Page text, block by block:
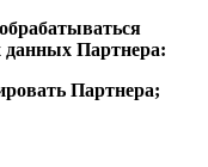
данных Партнера:
Партнера;